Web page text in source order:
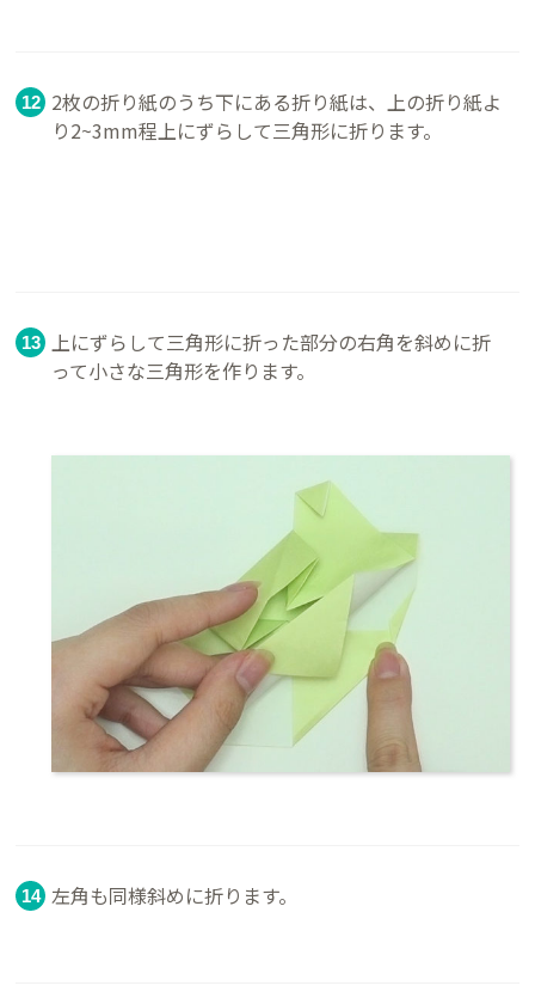
2枚の折り紙のうち下にある折り紙は、上の折り紙よ
り2~3mm程上にずらして三角形に折ります。
上にずらして三角形に折った部分の右角を斜めに折
って小さな三角形を作ります。
左角も同様斜めに折ります。